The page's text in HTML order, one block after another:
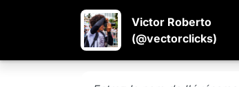
Victor Roberto
(@vectorclicks)